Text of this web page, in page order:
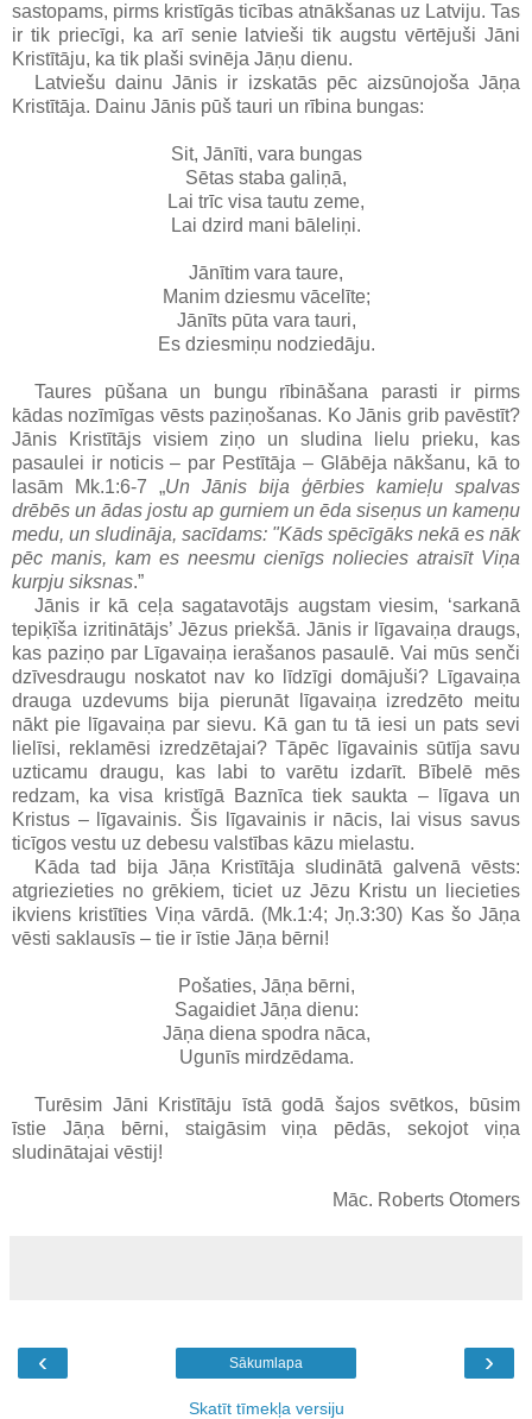
sastopams, pirms kristīgās ticības atnākšanas uz Latviju. Tas
ir tik priecīgi, ka arī senie latvieši tik augstu vērtējuši Jāni
Kristītāju, ka tik plaši svinēja Jāņu dienu.
Latviešudainu Jānis ir izskatās pēc aizsūnojošaJāņa
Kristītāja. Dainu Jānis pūš tauri un rībina bungas:
Sit, Jānīti, vara bungas
Sētas staba galiņā,
Lai trīc visa tautu zeme,
Lai dzird mani bāleliņi.
Jānītim vara taure,
Manim dziesmu vācelīte;
Jānīts pūta vara tauri,
Es dziesmiņu nodziedāju.
Taures pūšana un bungu rībināšana parasti ir pirms
kādas nozīmīgas vēsts paziņošanas. KoJānis grib pavēstīt?
Jānis
Kristītājs visiem ziņo un sludina lielu prieku, kas
pasaulei ir noticis– par Pestītāja – Glābēja nākšanu, kā to
lasām Mk.1:6-7 „Un Jānis bija ģērbies kamieļu spalvas
drēbēs un ādas jostu ap gurniem un ēda siseņus un kameņu
medu, un sludināja, sacīdams: "Kāds spēcīgāks nekā es nāk
pēc manis, kam es neesmu cienīgs noliecies atraisīt Viņa
kurpju siksnas.”
Jānis ir kā ceļa sagatavotājs augstam viesim, ‘sarkanā
tepiķīša izritinātājs’ Jēzus priekšā. Jānis ir līgavaiņa draugs,
kas paziņo par Līgavaiņa ierašanos pasaulē. Vai mūs senči
dzīvesdraugu noskatotnav ko līdzīgi domājuši? Līgavaiņa
drauga uzdevums bija pierunāt līgavaiņa izredzēto meitu
nākt pie līgavaiņa par sievu. Kā gan tu tā iesi un pats sevi
lielīsi, reklamēsi izredzētajai? Tāpēc līgavainis sūtīja savu
uzticamu draugu, kas labi to varētu izdarīt. Bībelē mēs
redzam, ka visa kristīgā Baznīca tiek saukta – līgava un
Kristus – līgavainis. Šis līgavainis ir nācis, lai visus savus
ticīgos vestu uz debesu valstības kāzu mielastu.
Kāda tad bija Jāņa Kristītāja sludinātā galvenā vēsts:
atgriezieties no grēkiem, ticiet uz Jēzu Kristu un liecieties
ikviens kristīties Viņa vārdā. (Mk.1:4; Jņ.3:30) Kas šo Jāņa
vēsti saklausīs – tie ir īstie Jāņa bērni!
Pošaties, Jāņa bērni,
Sagaidiet Jāņa dienu:
Jāņa diena spodra nāca,
Ugunīs mirdzēdama.
Turēsim Jāni Kristītāju īstā godā šajos svētkos, būsim
īstie Jāņa bērni, staigāsim viņa pēdās, sekojot viņa
sludinātajai vēstij!
Māc. Roberts Otomers
‹ ›
Sākumlapa
Skatīt tīmekļa versiju